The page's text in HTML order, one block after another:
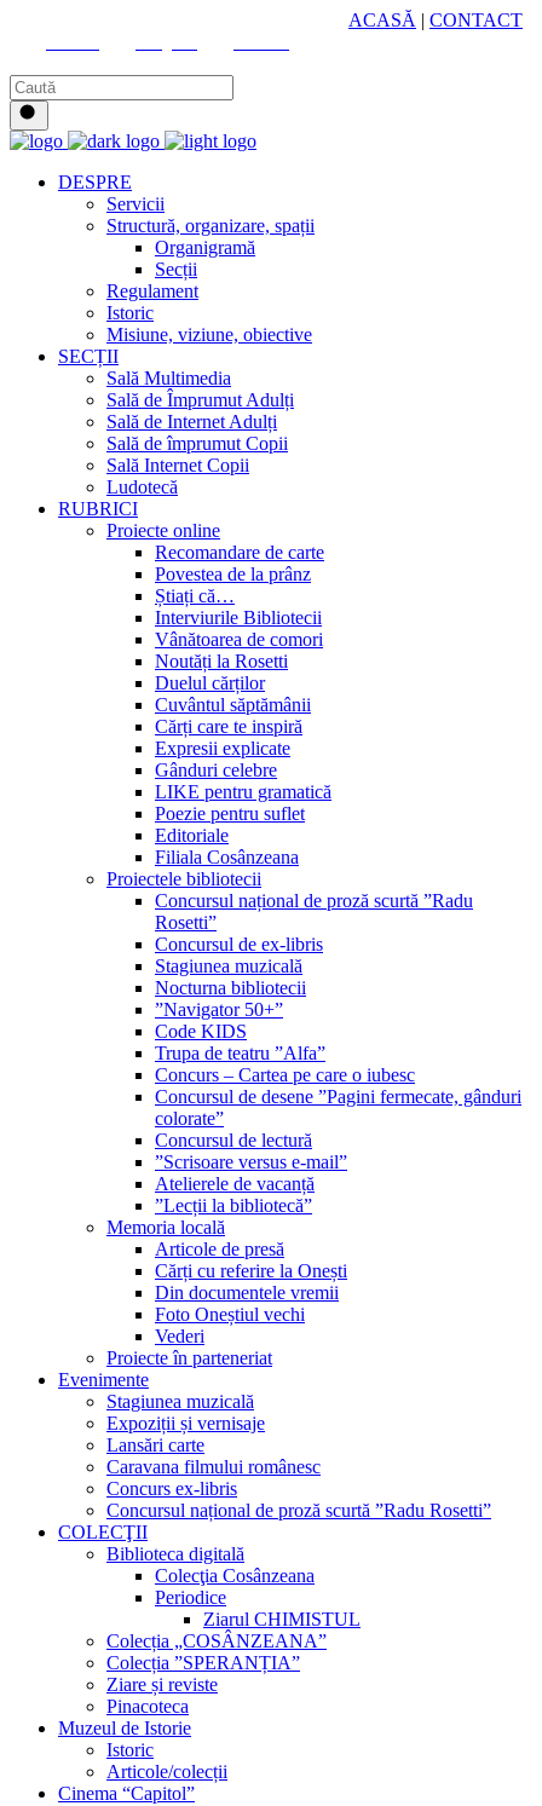
ACASĂ | CONTACT
DESPRE
Servicii
Structură, organizare, spații
Organigramă
Secții
Regulament
Istoric
Misiune, viziune, obiective
SECȚII
Sală Multimedia
Sală de Împrumut Adulți
Sală de Internet Adulți
Sală de împrumut Copii
Sală Internet Copii
Ludotecă
RUBRICI
Proiecte online
Recomandare de carte
Povestea de la prânz
Știați că…
Interviurile Bibliotecii
Vânătoarea de comori
Noutăți la Rosetti
Duelul cărților
Cuvântul săptămânii
Cărți care te inspiră
Expresii explicate
Gânduri celebre
LIKE pentru gramatică
Poezie pentru suflet
Editoriale
Filiala Cosânzeana
Proiectele bibliotecii
Concursul național de proză scurtă ”Radu
Rosetti”
Concursul de ex-libris
Stagiunea muzicală
Nocturna bibliotecii
”Navigator 50+”
Code KIDS
Trupa de teatru ”Alfa”
Concurs – Cartea pe care o iubesc
Concursul de desene ”Pagini fermecate, gânduri
colorate”
Concursul de lectură
”Scrisoare versus e-mail”
Atelierele de vacanță
”Lecții la bibliotecă”
Memoria locală
Articole de presă
Cărți cu referire la Onești
Din documentele vremii
Foto Oneștiul vechi
Vederi
Proiecte în parteneriat
Evenimente
Stagiunea muzicală
Expoziții și vernisaje
Lansări carte
Caravana filmului românesc
Concurs ex-libris
Concursul național de proză scurtă ”Radu Rosetti”
COLECŢII
Biblioteca digitală
Colecţia Cosânzeana
Periodice
Ziarul CHIMISTUL
Colecția „COSÂNZEANA”
Colecția ”SPERANȚIA”
Ziare și reviste
Pinacoteca
Muzeul de Istorie
Istoric
Articole/colecții
Cinema “Capitol”